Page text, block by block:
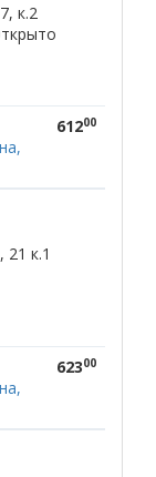
к.2
61200
к.1
62300